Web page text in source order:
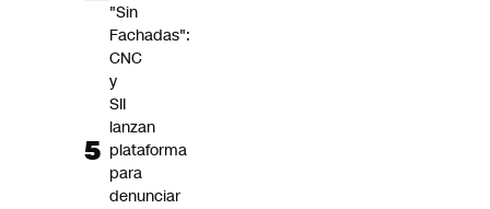
"Sin
Fachadas":
CNC
y
SII
lanzan
plataforma
para
denunciar